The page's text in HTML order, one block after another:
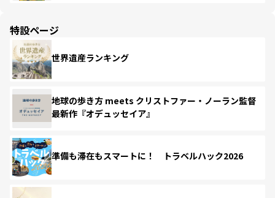
特設ページ
世界遺産ランキング
地球の歩き方 meets クリストファー・ノーラン監督
最新作『オデュッセイア』
準備も滞在もスマートに！ トラベルハック2026